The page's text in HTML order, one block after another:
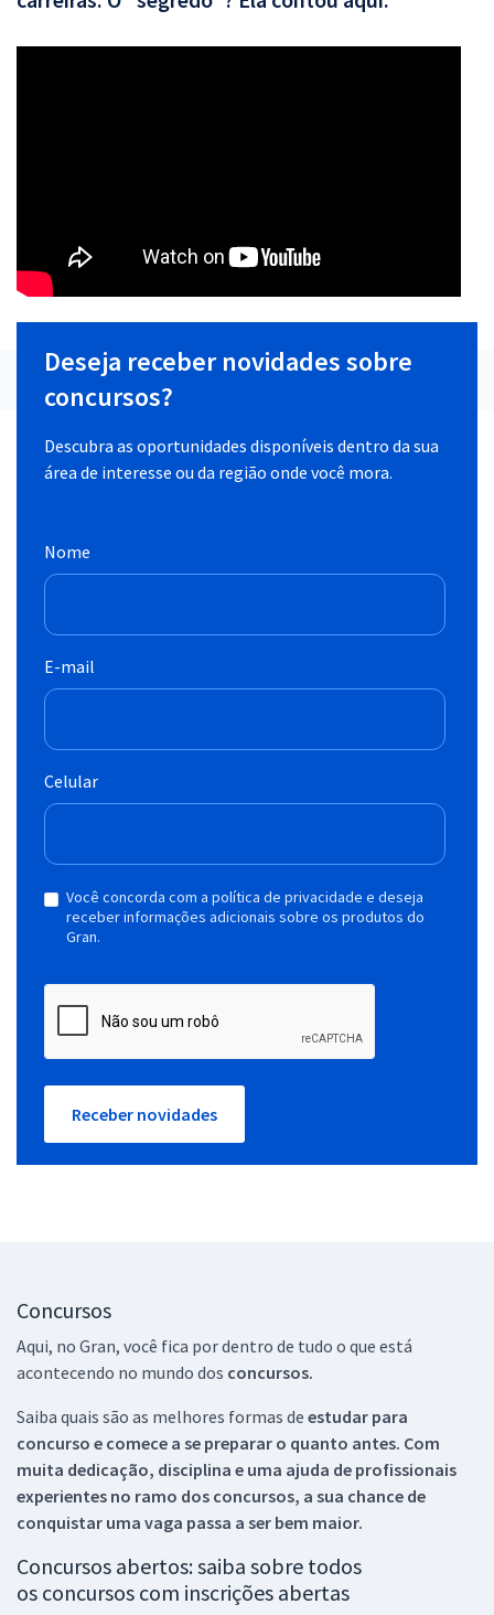
Deseja receber novidades sobre
concursos?
Descubra as oportunidades disponíveis dentro da sua
área de interesse ou da região onde você mora.
Nome
E-mail
Celular
Você concorda com a política de privacidade e deseja
receber informações adicionais sobre os produtos do
Gran.
Receber novidades
Concursos
Aqui, no Gran, você fica por dentro de tudo o que está
acontecendo no mundo dos concursos.
Saiba quais são as melhores formas de estudar para
concurso e comece a se preparar o quanto antes. Com
muita dedicação, disciplina e uma ajuda de profissionais
experientes no ramo dos concursos, a sua chance de
conquistar uma vaga passa a ser bem maior.
Concursos abertos: saiba sobre todos
os concursos com inscrições abertas